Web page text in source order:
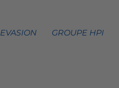
GROUPE HPI